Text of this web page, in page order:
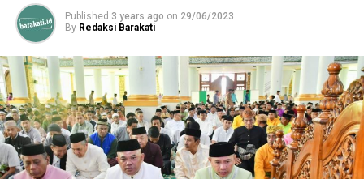
Published 3 years ago on 29/06/2023
By Redaksi Barakati